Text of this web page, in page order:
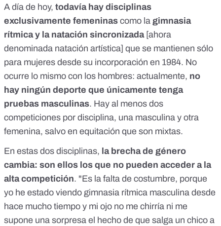
A día de hoy, todavía hay disciplinas
exclusivamente femeninas como la gimnasia
rítmica y la natación sincronizada[ahora
denominada natación artística] que se mantienen sólo
para mujeres desde su incorporación en 1984. No
ocurre lo mismo con los hombres: actualmente, no
hay ningún deporte que únicamente tenga
pruebas masculinas. Hay al menos dos
competiciones por disciplina, una masculina y otra
femenina, salvo en equitación que son mixtas.
En estas dos disciplinas, la brecha de género
cambia: son ellos los que no pueden acceder a la
alta competición. "Es la falta de costumbre, porque
yo he estado viendo gimnasia rítmica masculina desde
hace mucho tiempo y mi ojo no me chirría ni me
supone una sorpresa el hecho de que salga un chico a